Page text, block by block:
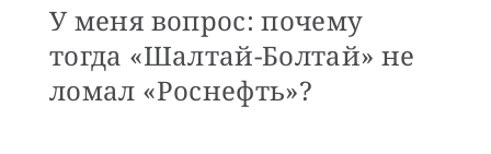
У меня вопрос: почему
тогда «Шалтай-Болтай» не
ломал «Роснефть»?